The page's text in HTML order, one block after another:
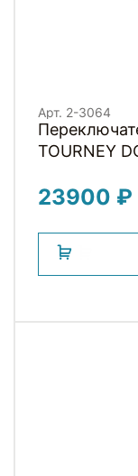
Арт. 2-3064
TOURNEY
23900 ₽